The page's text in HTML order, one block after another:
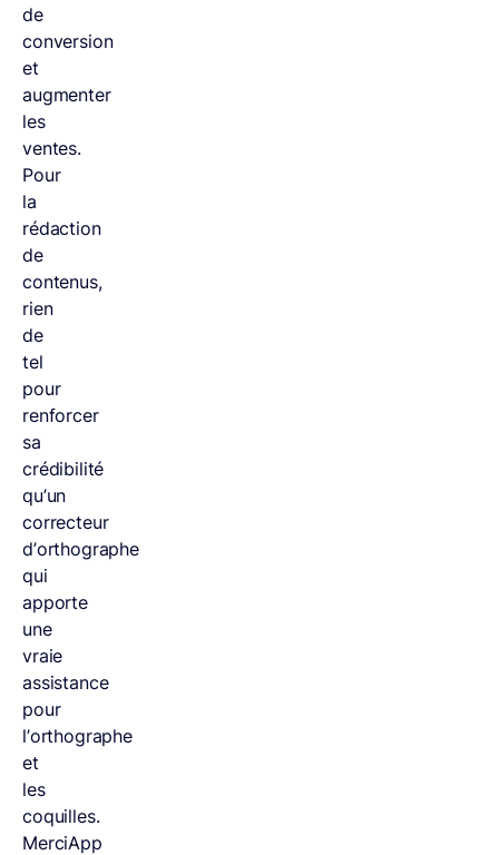
de
conversion
et
augmenter
les
ventes.
Pour
la
rédaction
de
contenus,
rien
de
tel
pour
renforcer
sa
crédibilité
qu’un
correcteur
d’orthographe
qui
apporte
une
vraie
assistance
pour
l’orthographe
et
les
coquilles.
MerciApp